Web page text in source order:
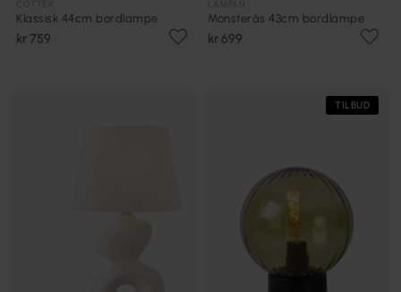
Klassisk 44cm bordlampe
kr 759
Mönsterås 43cm bordlampe
kr 699
TILBUD